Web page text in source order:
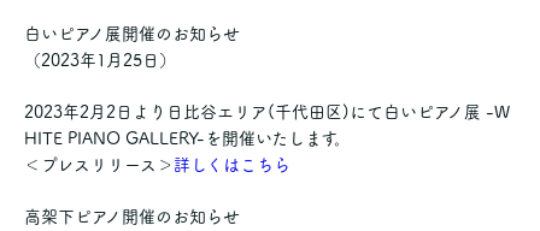
白いピアノ展開催のお知らせ
（2023年1月25日）
2023年2月2日より日比谷エリア(千代田区)にて白いピアノ展 -W
HITE PIANO GALLERY-を開催いたします。
＜プレスリリース＞ 詳しくはこちら
高架下ピアノ開催のお知らせ